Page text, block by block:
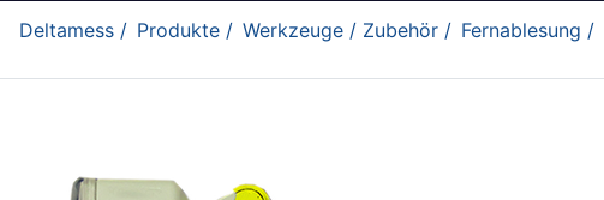
Deltamess / Produkte / Werkzeuge / Zubehör / Fernablesung /